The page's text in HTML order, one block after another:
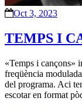
Oct 3, 2023
TEMPS I
«Temps i cançons»
freqüència
del programa. Aci
escotar en format